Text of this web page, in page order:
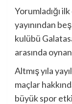
Yorumladığı
yayınından
kulübü
arasında
Altmış yıla
maçlar
büyük spor